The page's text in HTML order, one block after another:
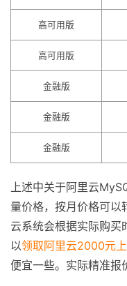
高可用版
高可用版
金融版
金融版
金融版
上述中关于阿里云
量价格，按月价格可以
云系统会根据实际购买
以领取阿里云2000元
便宜一些。实际精准报